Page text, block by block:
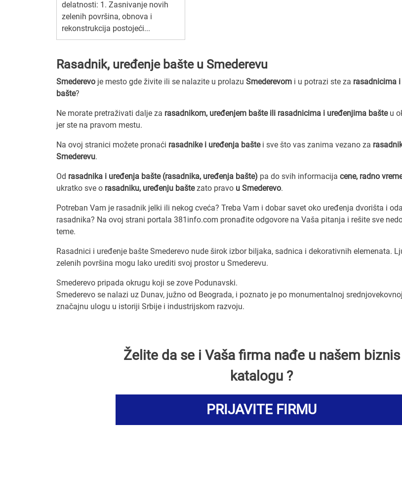
delatnosti: 1. Zasnivanje novih
zelenih površina, obnova i
rekonstrukcija postojeći...
Rasadnik, uređenje bašte u Smederevu
Smederevo je mesto gde živite ili se nalazite u prolazu Smederevom i u potrazi ste za rasadnicima
bašte?
Ne morate pretraživati dalje za rasadnikom, uređenjem bašte ili rasadnicima i uređenjima bašteu
jer ste na pravom mestu.
Na ovoj stranici možete pronaći rasadnike i uređenja baštei sve što vas zanima vezano za
Smederevu.
Od rasadnika i uređenja bašte (rasadnika, uređenja bašte) pa do svih informacija cene, radno
ukratko sve o rasadniku, uređenju baštezato pravo u Smederevo.
Potreban Vam je rasadnik jelki ili nekog cveća? Treba Vam i dobar savet oko uređenja dvorišta i
rasadnika? Na ovoj strani portala 381info.com pronađite odgovore na Vaša pitanja i rešite sve
teme.
Rasadnici i uređenje bašte Smederevo nude širok izbor biljaka, sadnica i dekorativnih elemenata.
zelenih površina mogu lako urediti svoj prostor u Smederevu.
Smederevo pripada okrugu koji se zove Podunavski.
Smederevo se nalazi uz Dunav, južno od Beograda, i poznato je po monumentalnoj
značajnu ulogu u istoriji Srbije i industrijskom razvoju.
Želite da se i Vaša firma nađe u našem biznis
katalogu ?
PRIJAVITE FIRMU